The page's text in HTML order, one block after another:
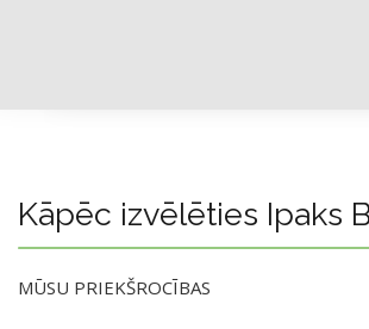
Kāpēc izvēlēties Ipaks
MŪSU PRIEKŠROCĪBAS